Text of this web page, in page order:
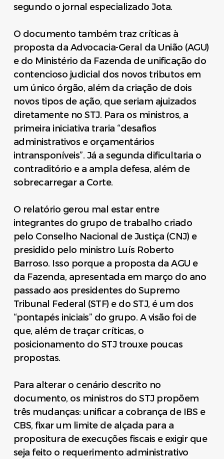
segundo o jornal especializado Jota.
O documento também traz críticas à
proposta da Advocacia-Geral da União (AGU)
e do Ministério da Fazenda de unificação do
contencioso judicial dos novos tributos em
um único órgão, além da criação de dois
novos tipos de ação, que seriam ajuizados
diretamente no STJ. Para os ministros, a
primeira iniciativa traria “desafios
administrativos e orçamentários
intransponíveis”. Já a segunda dificultaria o
contraditório e a ampla defesa, além de
sobrecarregar a Corte.
O relatório gerou mal estar entre
integrantes do grupo de trabalho criado
pelo Conselho Nacional de Justiça (CNJ) e
presidido pelo ministro Luís Roberto
Barroso. Isso porque a proposta da AGU e
da Fazenda, apresentada em março do ano
passado aos presidentes do Supremo
Tribunal Federal (STF) e do STJ, é um dos
“pontapés iniciais” do grupo. A visão foi de
que, além de traçar críticas, o
posicionamento do STJ trouxe poucas
propostas.
Para alterar o cenário descrito no
documento, os ministros do STJ propõem
três mudanças: unificar a cobrança de IBS e
CBS, fixar um limite de alçada para a
propositura de execuções fiscais e exigir que
seja feito o requerimento administrativo